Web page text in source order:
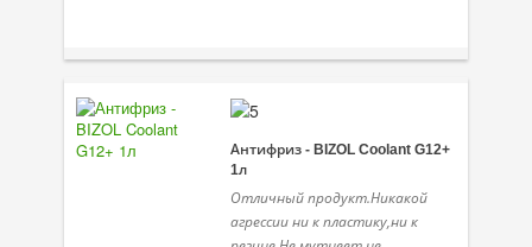
Антифриз - BIZOL Coolant G12+
1л
Отличный продукт.Никакой
агрессии ни к пластику,ни к